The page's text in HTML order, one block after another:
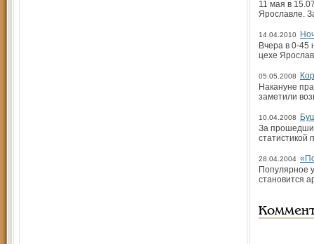
11 мая в
Ярославле.
14.04.2010
Вчера в 0-45
цехе
05.05.2008
Накануне
заметили
10.04.2008
За
статистикой
28.04.2004
Популярное
становится